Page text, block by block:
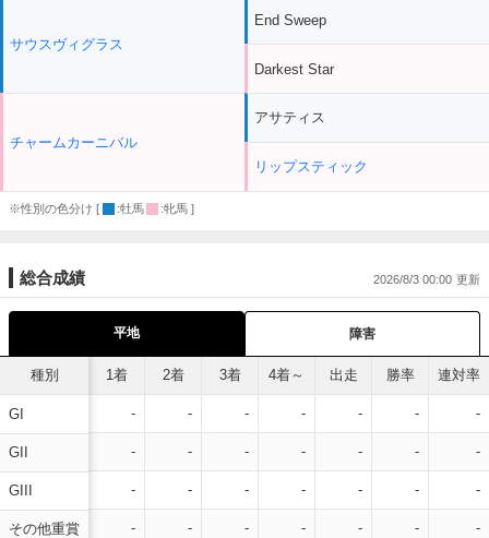
サウスヴィグラス
チャームカーニバル
End Sweep
Darkest Star
アサティス
リップスティック
※性別の色分け [ :牡馬 :牝馬 ]
総合成績 2026/8/3 00:00
平地 障害
種別
GI
GII
GIII
その他重賞
1着 2着 3着 4着～ 出走 勝率 連対率
- - - - - - -
- - - - - - -
- - - - - - -
- - - - - - -